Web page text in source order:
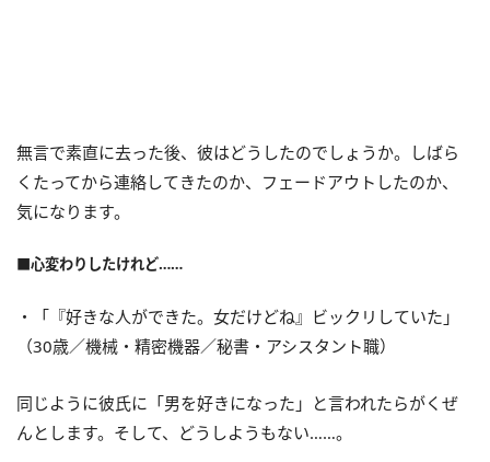
無言で素直に去った後、彼はどうしたのでしょうか。しばら
くたってから連絡してきたのか、フェードアウトしたのか、
気になります。
■心変わりしたけれど……
・「『好きな人ができた。女だけどね』ビックリしていた」
（30歳／機械・精密機器／秘書・アシスタント職）
同じように彼氏に「男を好きになった」と言われたらがくぜ
んとします。そして、どうしようもない……。